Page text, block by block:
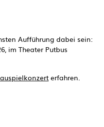
Aufführung dabei sein:
im Theater Putbus
erfahren.